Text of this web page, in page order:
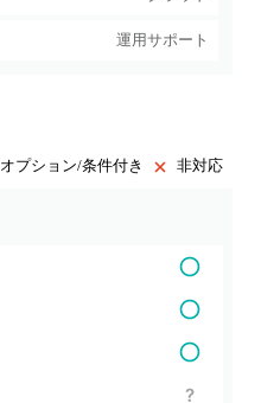
運用サポート
オプション/条件付き 非対応